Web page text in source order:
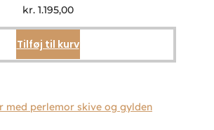
kr.1.195,00
Tilføj til kurv